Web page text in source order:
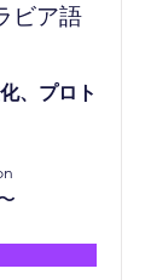
ビア語
、プロト